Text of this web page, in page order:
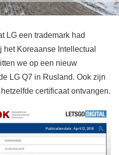
LG een trademark had
het Koreaanse Intellectual
we op een nieuw
LG Q7 in Rusland. Ook zijn
certificaat ontvangen.